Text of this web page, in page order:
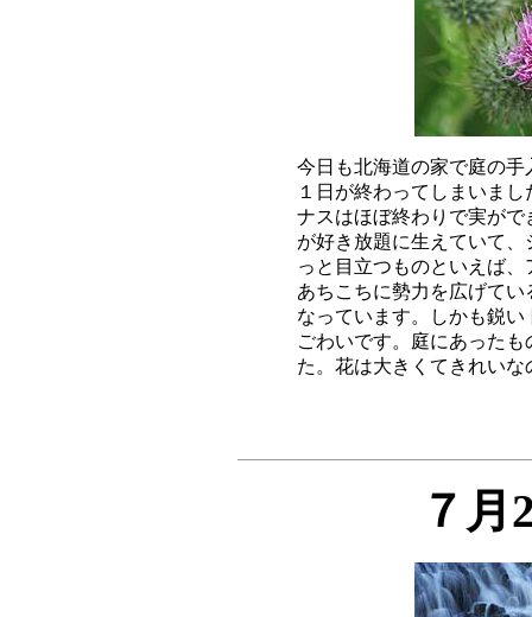
今日も北海道の家で庭の
１日が終わってしまいま
ナスはほぼ終わりで実が
が好き放題に生えていて
っと目立つものといえば
あちこちに勢力を広げて
なっています。しかも鋭
ごわいです。庭にあった
７月